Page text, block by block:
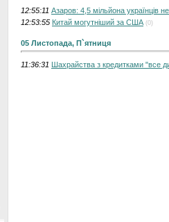
12:55:11 Азаров: 4,5 мільйона українців
12:53:55 Китай могутніший за США (0)
05 Листопада, П`ятниця
11:36:31 Шахрайства з кредитками "все